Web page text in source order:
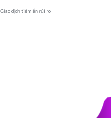
Giao dịch tiềm ẩn rủi ro